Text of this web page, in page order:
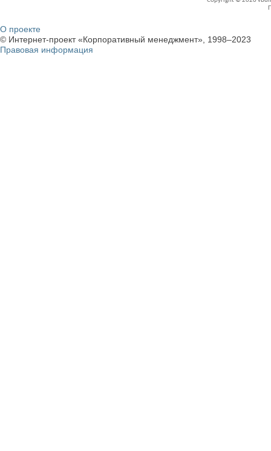
О проекте
© Интернет-проект «Корпоративный менеджмент», 1998–2023
Правовая информация